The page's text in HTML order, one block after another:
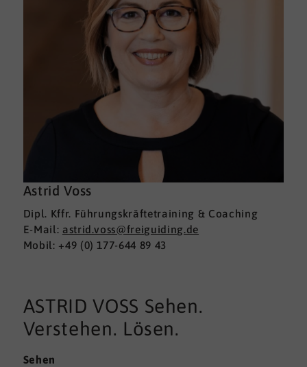
Astrid Voss
Dipl. Kffr. Führungskräftetraining & Coaching
E-Mail: astrid.voss@freiguiding.de
Mobil: +49 (0) 177-644 89 43
ASTRID VOSS Sehen.
Verstehen. Lösen.
Sehen